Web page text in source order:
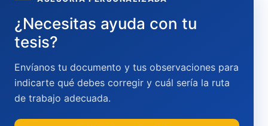
¿Necesitas ayuda con tu
tesis?
Envíanos tu documento y tus observaciones para
indicarte qué debes corregir y cuál sería la ruta
de trabajo adecuada.